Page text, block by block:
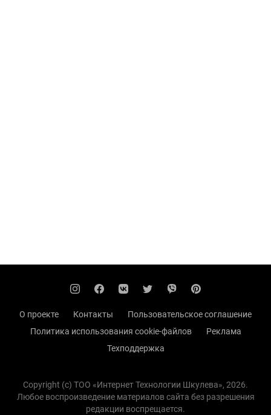
О проекте Контакты
Пользовательское соглашение
Политика использования cookie-файлов
Реклама
Техподдержка
Copyright (с) TOO «Интернет Технологии Шкулева», 2026.
Любое воспроизведение материалов сайта без разрешения
редакции воспрещается.